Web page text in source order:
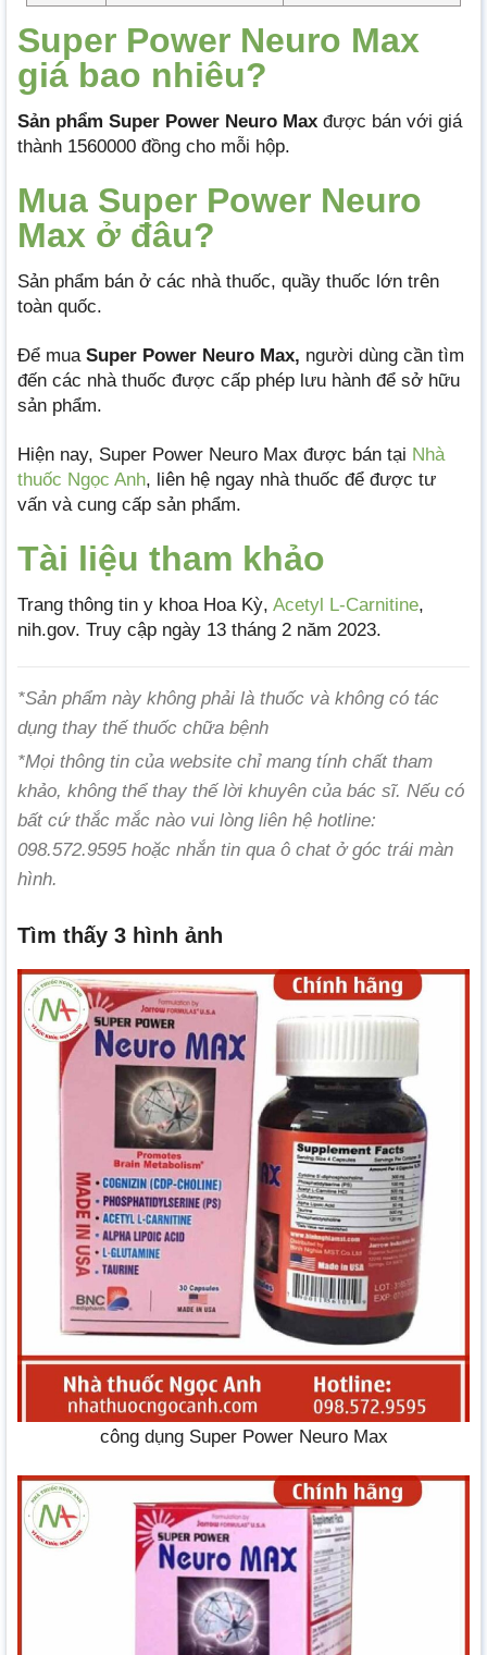
Super Power Neuro Max
giá bao nhiêu?
Sản phẩm Super Power Neuro Max được bán với giá
thành 1560000 đồng cho mỗi hộp.
Mua Super Power Neuro
Max ở đâu?
Sản phẩm bán ở các nhà thuốc, quầy thuốc lớn trên
toàn quốc.
Để mua Super Power Neuro Max, người dùng cần tìm
đến các nhà thuốc được cấp phép lưu hành để sở hữu
sản phẩm.
Hiện nay, Super Power Neuro Max được bán tại Nhà
thuốc Ngọc Anh, liên hệ ngay nhà thuốc để được tư
vấn và cung cấp sản phẩm.
Tài liệu tham khảo
Trang thông tin y khoa Hoa Kỳ, Acetyl L-Carnitine,
nih.gov. Truy cập ngày 13 tháng 2 năm 2023.
*Sản phẩm này không phải là thuốc và không có tác
dụng thay thế thuốc chữa bệnh
*Mọi thông tin của website chỉ mang tính chất tham
khảo, không thể thay thế lời khuyên của bác sĩ. Nếu có
bất cứ thắc mắc nào vui lòng liên hệ hotline:
098.572.9595 hoặc nhắn tin qua ô chat ở góc trái màn
hình.
Tìm thấy 3 hình ảnh
công dụng Super Power Neuro Max